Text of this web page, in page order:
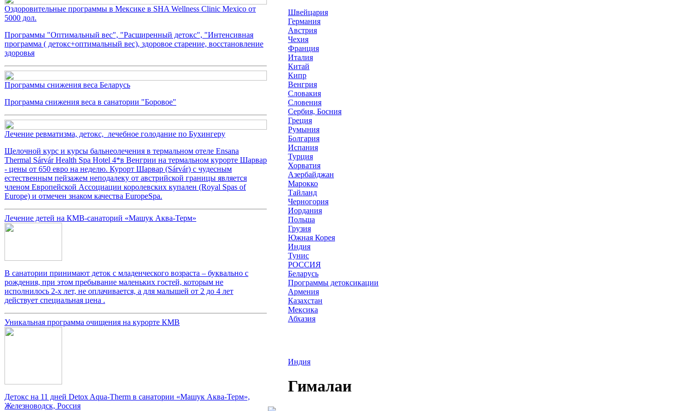
Оздоровительные программы в Мексике в SHA Wellness Clinic Mexico от
5000 дол.
Программы "Оптимальный вес", "Расширенный детокс", "Интенсивная
программа ( детокс+оптимальный вес), здоровое старение, восстановление
здоровья
Программы снижения веса Беларусь
Программа снижения веса в санатории "Боровое"
Лечение ревматизма, детокс, лечебное голодание по Бухингеру
Щелочной курс и курсы бальнеолечения в термальном отеле Ensana
Thermal Sárvár Health Spa Hotel 4*в Венгрии на термальном курорте Шарвар
- цены от 650 евро на неделю. Курорт Шарвар (Sárvár) с чудесным
естественным пейзажем неподалеку от австрийской границы является
членом Европейской Ассоциации королевских купален (Royal Spas of
Europe) и отмечен знаком качества EuropeSpa.
Лечение детей на КМВ-санаторий «Машук Аква-Терм»
В санатории принимают деток с младенческого возраста – буквально с
рождения, при этом пребывание маленьких гостей, которым не
исполнилось 2-х лет, не оплачивается, а для малышей от 2 до 4 лет
действует специальная цена .
Уникальная программа очищения на курорте КМВ
Детокс на 11 дней Detox Aqua-Therm в санатории «Машук Аква-Терм»,
Железноводск, Россия
Швейцария
Германия
Австрия
Чехия
Франция
Италия
Китай
Кипр
Венгрия
Словакия
Словения
Сербия, Босния
Греция
Румыния
Болгария
Испания
Турция
Хорватия
Азербайджан
Марокко
Тайланд
Черногория
Иордания
Польша
Грузия
Южная Корея
Индия
Тунис
РОССИЯ
Беларусь
Программы детоксикации
Армения
Казахстан
Мексика
Абхазия
Индия
Гималаи